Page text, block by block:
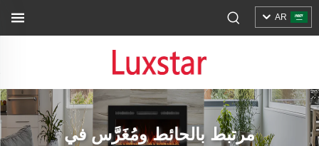
AR
مرتبط بالحائط ومُغَرَّس في